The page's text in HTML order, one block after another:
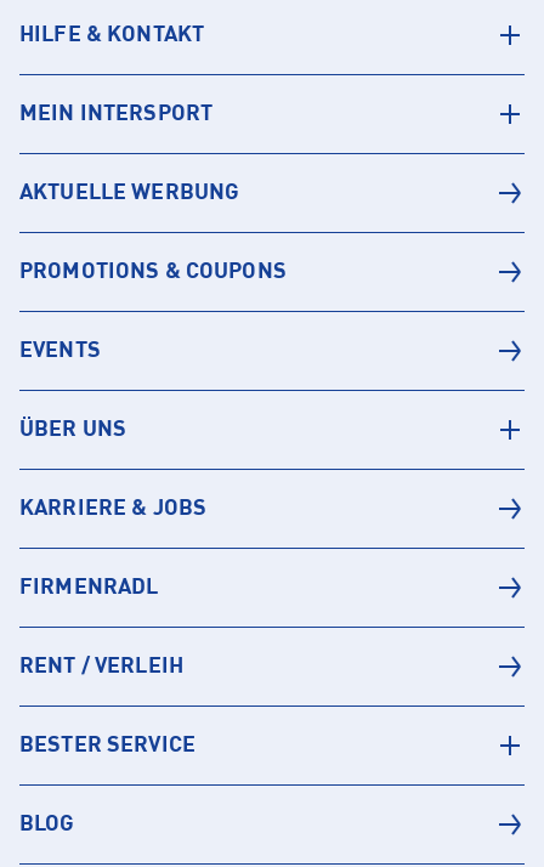
HILFE & KONTAKT
MEIN INTERSPORT
AKTUELLE WERBUNG
PROMOTIONS & COUPONS
EVENTS
ÜBER UNS
KARRIERE & JOBS
FIRMENRADL
RENT / VERLEIH
BESTER SERVICE
BLOG